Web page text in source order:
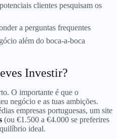
clientes pesquisam os
a perguntas frequentes
além do boca-a-boca
Investir?
O importante é que o
negócio e as tuas ambições.
empresas portuguesas, um site
(ou €1.500 a €4.000 se preferires
ideal.